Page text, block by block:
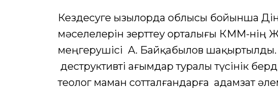
Кездесуге Қызылорда облысы бойынша
мәселелерін зерттеу орталығы КММ-нің
меңгерушісі А. Байқабылов шақыртылды.
деструктивті ағымдар туралы түсінік
теолог маман сотталғандарға адамзат